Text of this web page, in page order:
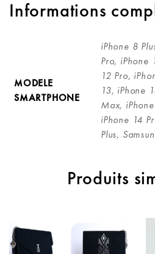
Informations
MODELE
SMARTPHONE
iPhone 8
Pro, iPhone
12 Pro,
13, iPhone
Max,
iPhone 14
Plus,
Produits